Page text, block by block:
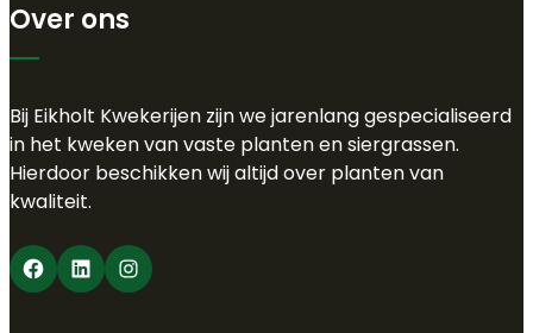
Over ons
Bij Eikholt Kwekerijen zijn we jarenlang gespecialiseerd
in het kweken van vaste planten en siergrassen.
Hierdoor beschikken wij altijd over planten van
kwaliteit.
Facebook LinkedIn Instagram